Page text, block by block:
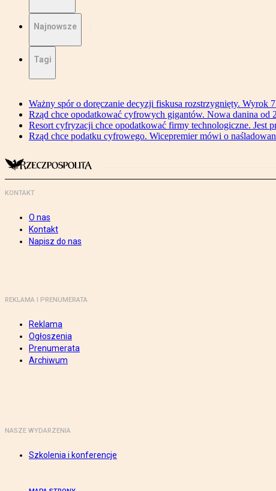
Najnowsze
Tagi
Ważny spór o doręczanie decyzji fiskusa rozstrzygnięty. Wyrok
Rząd chce opodatkować cyfrowych gigantów. Nowa danina od
Resort cyfryzacji chce opodatkować firmy technologiczne. Jest
Rząd chce podatku cyfrowego. Wicepremier mówi o
KONTAKT
O nas
Kontakt
Napisz do nas
REKLAMA I PRENUMERATA
Reklama
Ogłoszenia
Prenumerata
Archiwum
NASZE WYDARZENIA
Szkolenia i konferencje